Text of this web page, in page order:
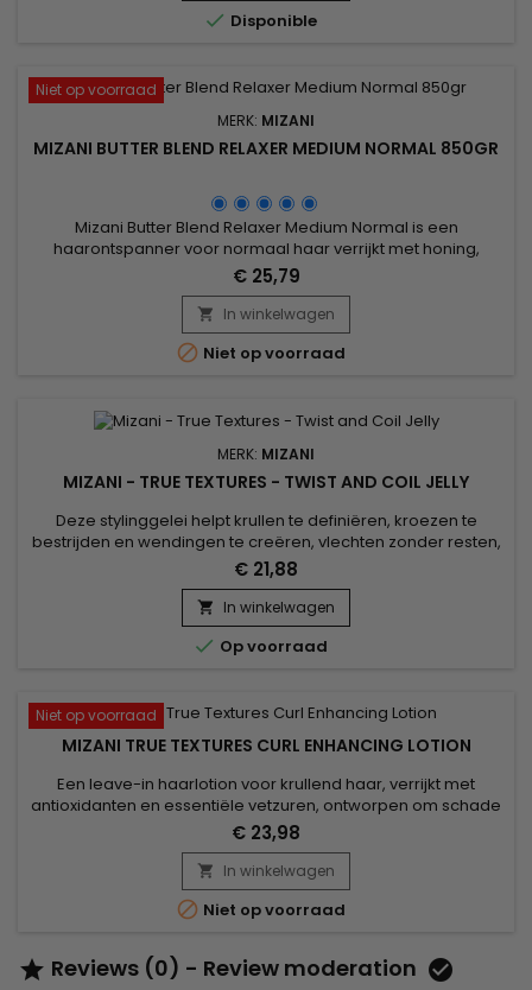
Replenish Moisture glans,...
 Disponible
Niet op voorraad
MERK: MIZANI
MIZANI BUTTER BLEND RELAXER MEDIUM NORMAL 850GR
Mizani Butter Blend Relaxer Medium Normal is een
haarontspanner voor normaal haar verrijkt met honing,
cacaoboter en sheaboter, die het haar voedt en verzacht
terwijl het versterkt wordt. Honing trekt vocht aan om het haar
te hydrateren, terwijl cacaoboter antioxidanten levert en
sheaboter bescherming biedt tegen schade. Deze
combinatie maakt het haar...
€ 25,79
 In winkelwagen
 Niet op voorraad
MERK: MIZANI
MIZANI - TRUE TEXTURES - TWIST AND COIL JELLY
Deze stylinggelei helpt krullen te definiëren, kroezen te
bestrijden en wendingen te creëren, vlechten zonder resten,
zonder dat het boardy aanvoelt.&nbsp; Verrijkt met Kokos-,
Marula- en Olijfolie, Mizani True Textures Twist en Coil Jelly
hydrateert en voedt het haar diep, versterkt de haarvezel,
voorkomt uitdroging en breuk, bestrijdt gespleten...
€ 21,88
 In winkelwagen
 Op voorraad
Niet op voorraad
MIZANI TRUE TEXTURES CURL ENHANCING LOTION
Een leave-in haarlotion voor krullend haar, verrijkt met
antioxidanten en essentiële vetzuren, ontworpen om schade
te herstellen, diep te hydrateren en de glans te
herstellen.&nbsp; Mizani True Textures Curl Enhancing Lotion
is perfect om krullen opnieuw te definiëren en het haar te
voeden.&nbsp; Anti-frizz, met een lichte textuur en
gladmakende...
€ 23,98
 In winkelwagen
 Niet op voorraad
 Reviews (0) - Review moderation 